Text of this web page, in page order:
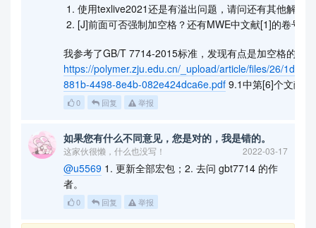
使用texlive2021还是有溢出问题，请问还有其他解决
[J]前面可否强制加空格？还有MWE中文献[1]的卷号
我参考了GB/T 7714-2015标准，发现有点是加空格的。
https://polymer.zju.edu.cn/_upload/article/files/26/1d/
881b-4498-8e4b-082e424dca6e.pdf 9.1中第[6]个文献
0 回复 举报
如果您有什么不同意见，您是对的，我是错的。
2022-03-17
这家伙很懒，什么也没写！
@u5569 1. 更新全部宏包；2. 去问 gbt7714 的作
者。
0 回复 举报